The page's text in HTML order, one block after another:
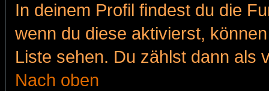
In deinem Profil findest du die
wenn du diese aktivierst,
Liste sehen. Du zählst dann als
Nach oben